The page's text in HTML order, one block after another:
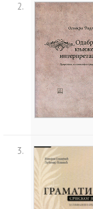
2.
3.